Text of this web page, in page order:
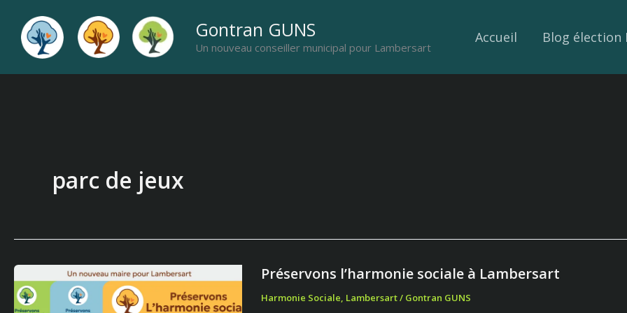
contenu
Gontran GUNS
Un nouveau conseiller municipal pour Lambersart
Accueil Blog élection
parc de jeux
Préservons l’harmonie sociale à Lambersart
Harmonie Sociale, Lambersart/ Gontran GUNS
Préservons
l’harmonie